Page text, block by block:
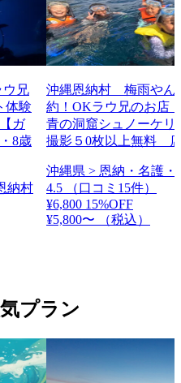
兄
体験
ガ
8歳
納村
沖縄恩納村 梅雨や
約！OKラウ兄のお店
青の洞窟シュノーケ
撮影５0枚以上無料
沖縄県 > 恩納・名護・
4.5
（口コミ15件）
¥6,800 15%OFF
¥5,800〜
（税込）
プラン